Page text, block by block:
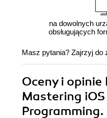
na dowolnych
obsługujących
Masz pytania? Zajrzyj do
Oceny i
Mastering iOS
Programming.